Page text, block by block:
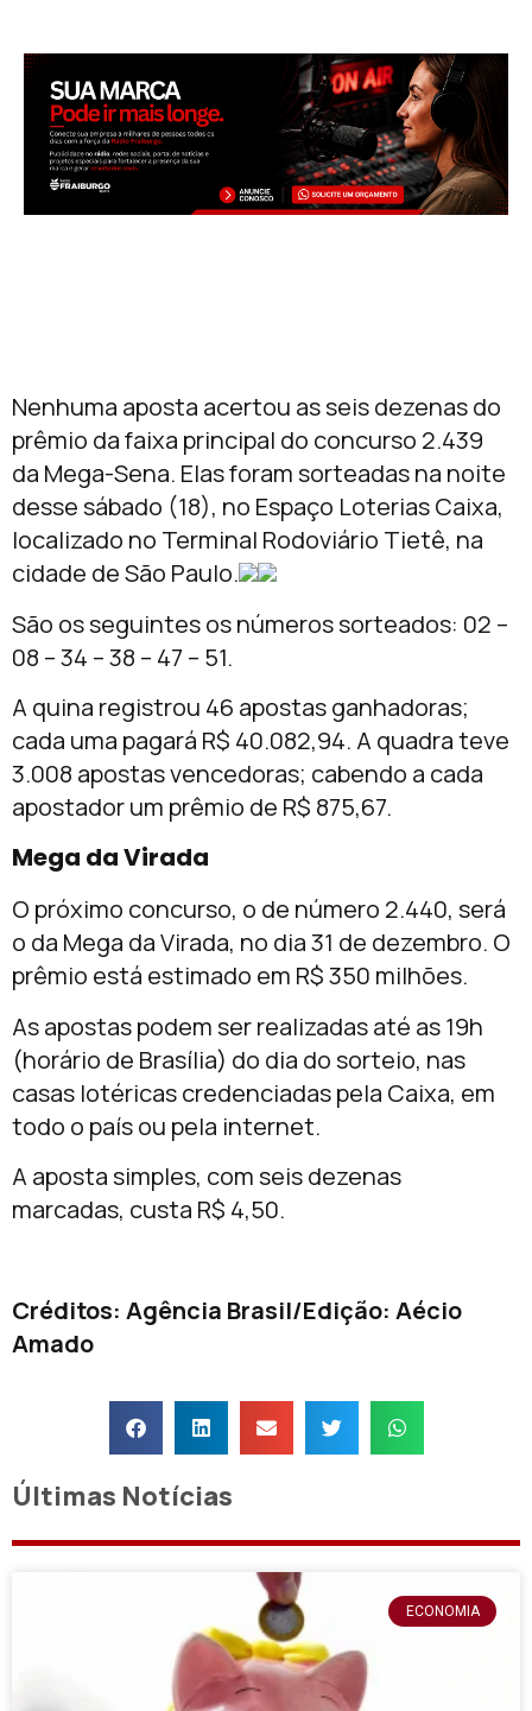
Nenhuma aposta acertou as seis dezenas do
prêmio da faixa principal do concurso 2.439
da Mega-Sena. Elas foram sorteadas na noite
desse sábado (18), no Espaço Loterias Caixa,
localizado no Terminal Rodoviário Tietê, na
cidade de São Paulo.
São os seguintes os números sorteados: 02 –
08 – 34 – 38 – 47 – 51.
A quina registrou 46 apostas ganhadoras;
cada uma pagará R$ 40.082,94. A quadra teve
3.008 apostas vencedoras; cabendo a cada
apostador um prêmio de R$ 875,67.
Mega da Virada
O próximo concurso, o de número 2.440, será
o da Mega da Virada, no dia 31 de dezembro. O
prêmio está estimado em R$ 350 milhões.
As apostas podem ser realizadas até as 19h
(horário de Brasília) do dia do sorteio, nas
casas lotéricas credenciadas pela Caixa, em
todo o país ou pela internet.
A aposta simples, com seis dezenas
marcadas, custa R$ 4,50.
Créditos: Agência Brasil/Edição: Aécio
Amado
Últimas Notícias
ECONOMIA